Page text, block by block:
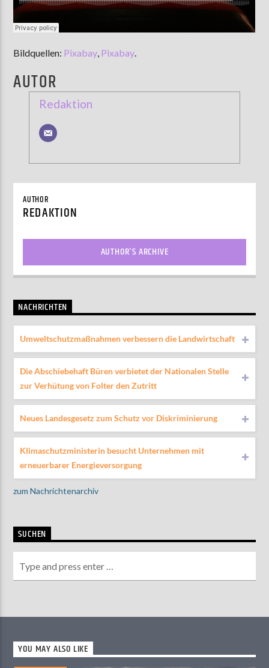
Bildquellen: Pixabay, Pixabay.
AUTOR
Redaktion
AUTHOR
REDAKTION
AUTHOR'S ARCHIVE
NACHRICHTEN
Umweltschutzmaßnahmen verbessern die Landwirtschaft
Die Abschiebehaft Büren verbietet der Nationalen Stelle
zur Verhütung von Folter den Zutritt
Neues Landesgesetz zum Schutz vor Diskriminierung
Klimaschutzministerin besucht Unternehmen mit
erneuerbarer Energieversorgung
zum Nachrichtenarchiv
SUCHEN
YOU MAY ALSO LIKE